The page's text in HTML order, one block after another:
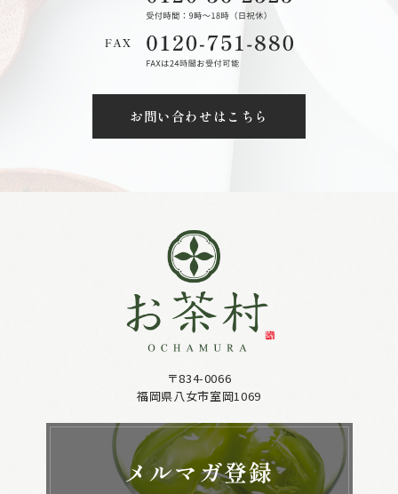
お問い合わせはこちら
〒834-0066
福岡県八女市室岡1069